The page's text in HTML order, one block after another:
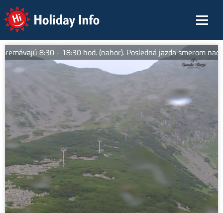
Holiday Info
8:30 - 18:30 hod. (nahor). Posledná jazda smerom